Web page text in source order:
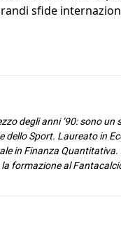
sfide
degli anni ‘90: sono un
dello Sport. Laureato in
in Finanza Quantitativa.
formazione al